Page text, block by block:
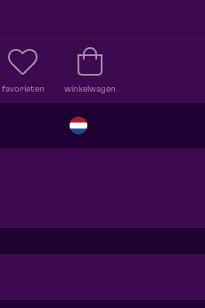
favorieten winkelwagen